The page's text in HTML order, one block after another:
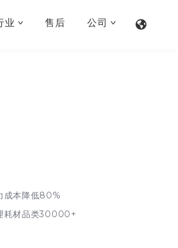
业 售后 公司
成本降低80%
耗材品类30000+